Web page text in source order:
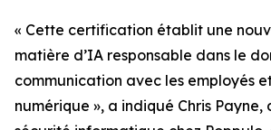
« Cette certification établit une
matière d’IA responsable dans le
communication avec les employés
numérique », a indiqué Chris